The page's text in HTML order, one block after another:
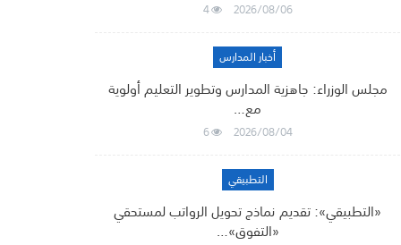
2026/08/06
4
أخبار المدارس
مجلس الوزراء: جاهزية المدارس وتطوير التعليم أولوية
مع…
2026/08/04
6
التطبيقي
«التطبيقي»: تقديم نماذج تحويل الرواتب لمستحقي
«التفوق»…